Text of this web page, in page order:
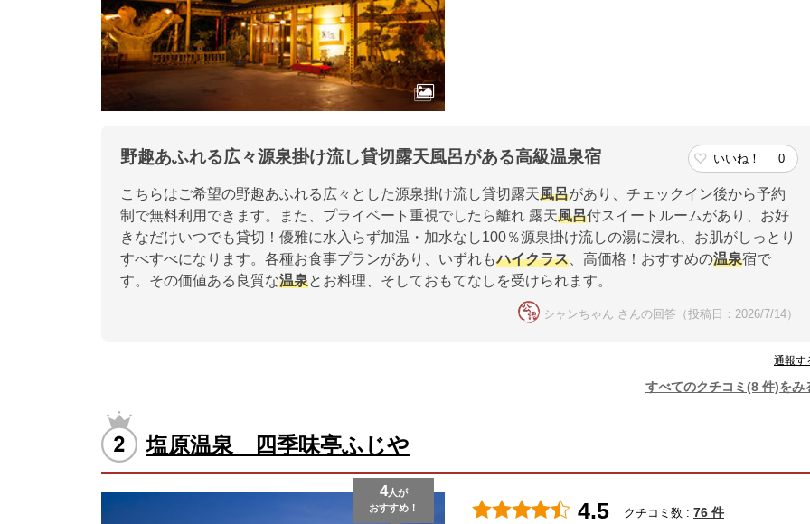
野趣あふれる広々源泉掛け流し貸切露天風呂がある高級温泉宿 いいね！ 0
こちらはご希望の野趣あふれる広々とした源泉掛け流し貸切露天風呂があり、チェックイン後から予約
制で無料利用できます。また、プライベート重視でしたら離れ 露天風呂付スイートルームがあり、お好
きなだけいつでも貸切！優雅に水入らず加温・加水なし100％源泉掛け流しの湯に浸れ、お肌がしっとり
すべすべになります。各種お食事プランがあり、いずれもハイクラス 、高価格！おすすめの温泉宿で
す。その価値ある良質な温泉とお料理、そしておもてなしを受けられます。
シャンちゃん さんの回答（投稿日：2026/7/14）
通報す
すべてのクチコミ(8 件)をみ
塩原温泉 四季味亭ふじや
4人が
おすすめ！
4.5 クチコミ数 : 76 件